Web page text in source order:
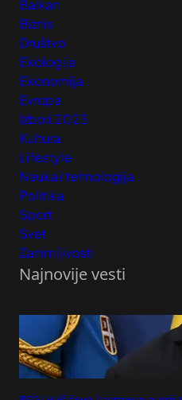
Balkan
Biznis
Društvo
Ekologija
Ekonomija
Evropa
Izbori 2023
Kultura
Lifestyle
Nauka i tehnologija
Politika
Sport
Svet
Zanimljivosti
Najnovije vesti